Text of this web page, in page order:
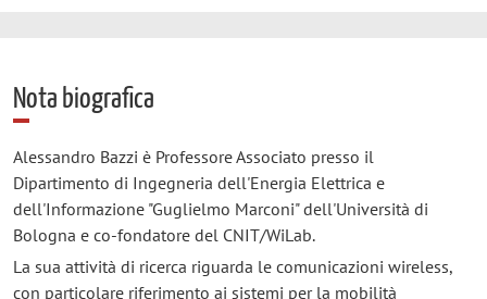
Nota biografica
Alessandro Bazzi è Professore Associato presso il
Dipartimento di Ingegneria dell'Energia Elettrica e
dell'Informazione "Guglielmo Marconi" dell'Università di
Bologna e co-fondatore del CNIT/WiLab.
La sua attività di ricerca riguarda le comunicazioni wireless,
con particolare riferimento ai sistemi per la mobilità